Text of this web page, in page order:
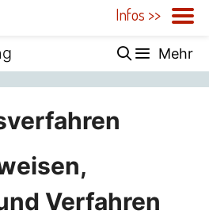
Mehr
Verfahren
Infos >>